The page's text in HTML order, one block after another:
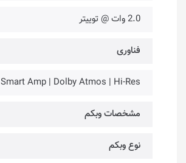
2.0 وات @ توییتر
فناوری‌
Smart Amp | Dolby Atmos | Hi-Res
مشخصات وبکم
نوع وبکم